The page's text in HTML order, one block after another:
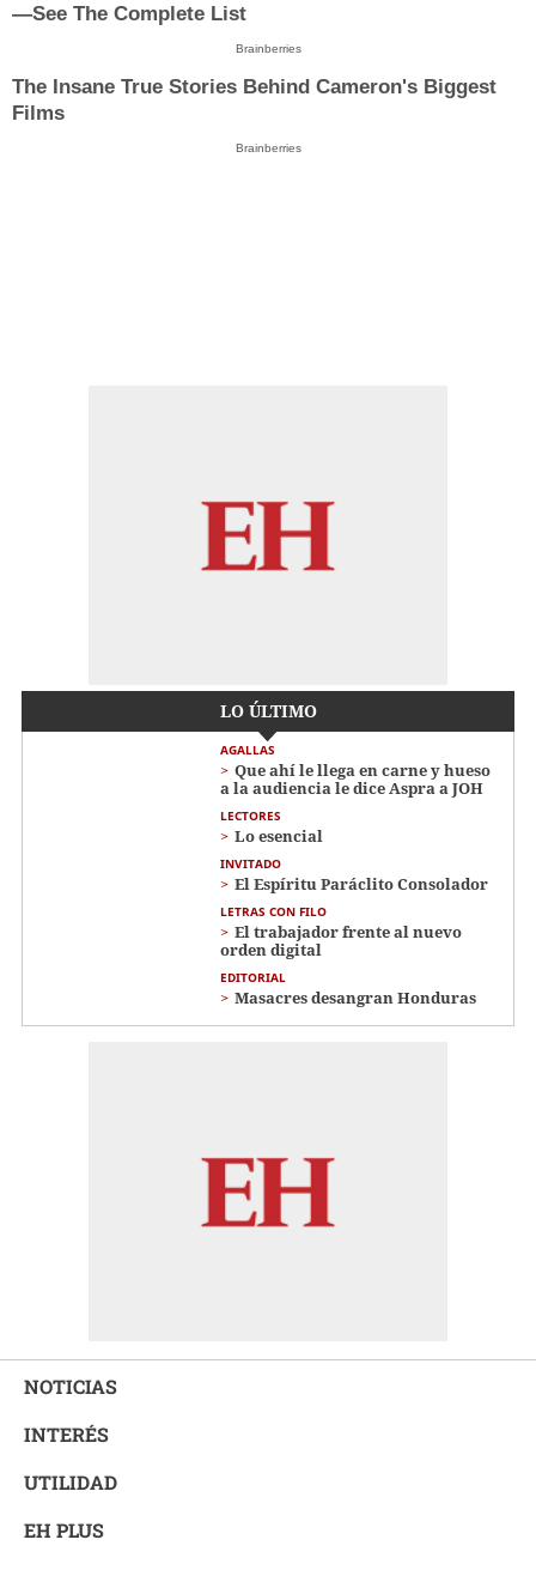
—See The Complete List
Brainberries
The Insane True Stories Behind Cameron's Biggest
Films
Brainberries
LO ÚLTIMO
AGALLAS
Que ahí le llega en carne y hueso
a la audiencia le dice Aspra a JOH
LECTORES
Lo esencial
INVITADO
El Espíritu Paráclito Consolador
LETRAS CON FILO
El trabajador frente al nuevo
orden digital
EDITORIAL
Masacres desangran Honduras
NOTICIAS
INTERÉS
UTILIDAD
EH PLUS